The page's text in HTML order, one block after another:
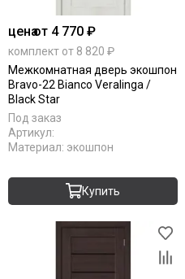
ценаот 4 770 ₽
комплект от 8 820 ₽
Межкомнатная дверь экошпон
Bravo-22 Bianco Veralinga /
Black Star
Под заказ
Артикул:
Материал: экошпон
Купить